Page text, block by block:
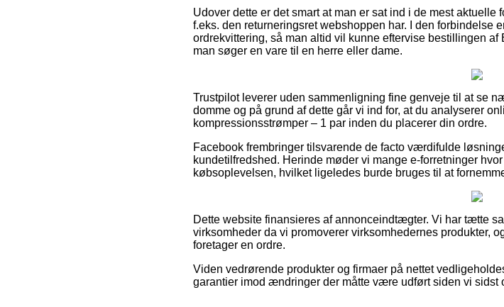
Udover dette er det smart at man er sat ind i de mest
f.eks. den returneringsret webshoppen har. I den forbindelse
ordrekvittering, så man altid vil kunne eftervise bestillingen
man søger en vare til en herre eller dame.
Trustpilot leverer uden sammenligning fine genveje til at se
domme og på grund af dette går vi ind for, at du analyserer
kompressionsstrømper – 1 par inden du placerer din ordre.
Facebook frembringer tilsvarende de facto værdifulde
kundetilfredshed. Herinde møder vi mange e-forretninger
købsoplevelsen, hvilket ligeledes burde bruges til at
Dette website finansieres af annonceindtægter. Vi har tætte
virksomheder da vi promoverer virksomhedernes produkter,
foretager en ordre.
Viden vedrørende produkter og firmaer på nettet
garantier imod ændringer der måtte være udført siden vi sidst